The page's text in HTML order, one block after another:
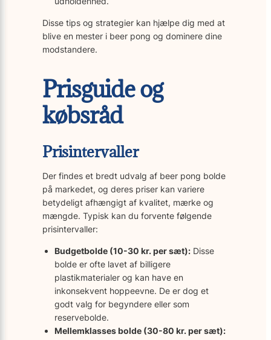
Disse tips og strategier kan hjælpe dig med at
blive en mester i beer pong og dominere dine
modstandere.
Prisguide og
købsråd
Prisintervaller
Der findes et bredt udvalg af beer pong bolde
på markedet, og deres priser kan variere
betydeligt afhængigt af kvalitet, mærke og
mængde. Typisk kan du forvente følgende
prisintervaller:
Budgetbolde (10-30 kr. per sæt): Disse
bolde er ofte lavet af billigere
plastikmaterialer og kan have en
inkonsekvent hoppeevne. De er dog et
godt valg for begyndere eller som
reservebolde.
Mellemklasses bolde (30-80 kr. per sæt):